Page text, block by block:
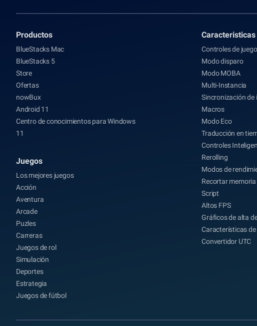
Productos
BlueStacks Mac
BlueStacks 5
Store
Ofertas
nowBux
Android 11
Centro de conocimientos para Windows
11
Juegos
Los mejores juegos
Acción
Aventura
Arcade
Puzles
Carreras
Juegos de rol
Simulación
Deportes
Estrategia
Juegos de fútbol
Caracteristicas
Controles de juego
Modo disparo
Modo MOBA
Multi-Instancia
Sincronización
Macros
Modo Eco
Traducción en
Controles
Rerolling
Modos de
Recortar memoria
Script
Altos FPS
Gráficos de alta
Características
Convertidor UTC